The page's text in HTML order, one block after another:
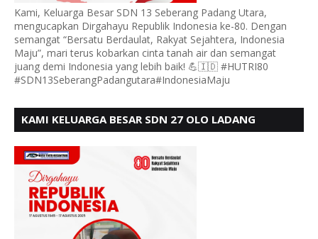
Kami, Keluarga Besar SDN 13 Seberang Padang Utara,
mengucapkan Dirgahayu Republik Indonesia ke-80. Dengan
semangat “Bersatu Berdaulat, Rakyat Sejahtera, Indonesia
Maju”, mari terus kobarkan cinta tanah air dan semangat
juang demi Indonesia yang lebih baik! 💪🇮🇩 #HUTRI80
#SDN13SeberangPadangutara#IndonesiaMaju
KAMI KELUARGA BESAR SDN 27 OLO LADANG